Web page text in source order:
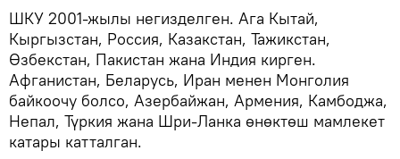
ШКУ 2001-жылы негизделген. Ага Кытай,
Кыргызстан, Россия, Казакстан, Тажикстан,
Өзбекстан, Пакистан жана Индия кирген.
Афганистан, Беларусь, Иран менен Монголия
байкоочу болсо, Азербайжан, Армения, Камбоджа,
Непал, Түркия жана Шри-Ланка өнөктөш мамлекет
катары катталган.